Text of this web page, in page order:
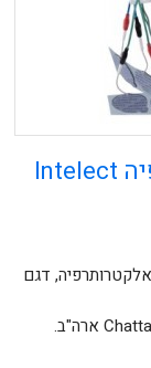
קומבו אולטרסאונד + אלקטרותרפיה Intelect
דגם